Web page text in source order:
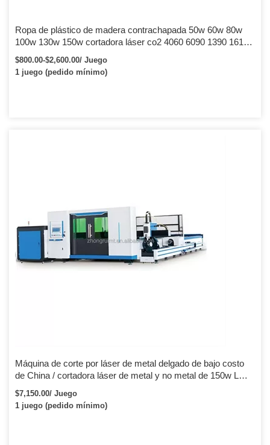
Ropa de plástico de madera contrachapada 50w 60w 80w
100w 130w 150w cortadora láser co2 4060 6090 1390 1610
1325 máquina de corte por láser
$800.00-$2,600.00/ Juego
1 juego (pedido mínimo)
Máquina de corte por láser de metal delgado de bajo costo
de China / cortadora láser de metal y no metal de 150w LM-
1325
$7,150.00/ Juego
1 juego (pedido mínimo)